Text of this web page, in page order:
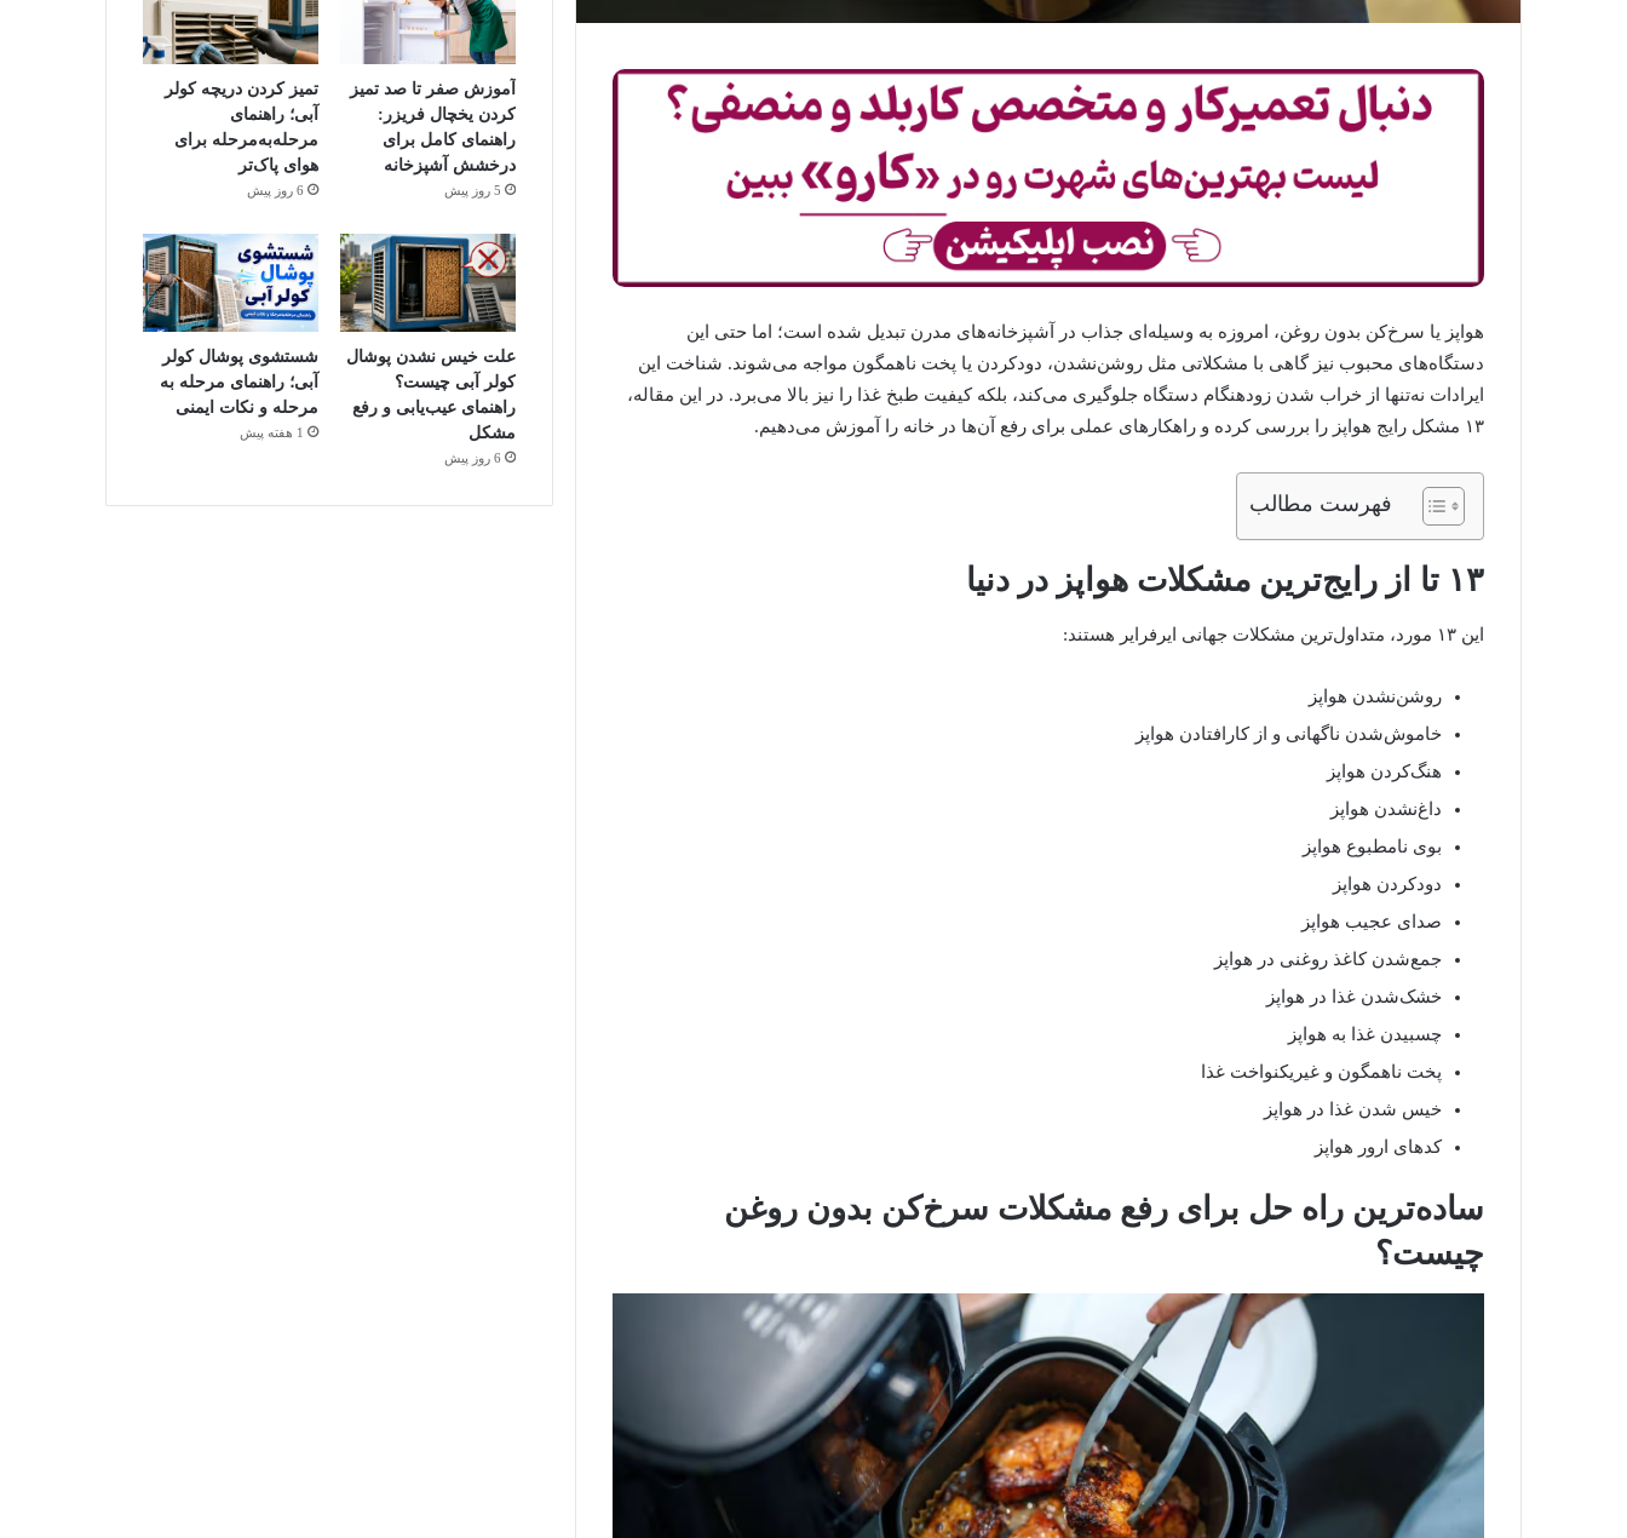
هواپز یا سرخ‌کن بدون روغن، امروزه به وسیله‌ای جذاب در آشپزخانه‌های مدرن تبدیل شده است؛ اما حتی این
دستگاه‌های محبوب نیز گاهی با مشکلاتی مثل روشن‌نشدن، دودکردن یا پخت ناهمگون مواجه می‌شوند. شناخت این
ایرادات نه‌تنها از خراب شدن زودهنگام دستگاه جلوگیری می‌کند، بلکه کیفیت طبخ غذا را نیز بالا می‌برد. در این مقاله،
۱۳ مشکل رایج هواپز را بررسی کرده و راهکارهای عملی برای رفع آن‌ها در خانه را آموزش می‌دهیم.
فهرست مطالب
۱۳ تا از رایج‌ترین مشکلات هواپز در دنیا
این ۱۳ مورد، متداول‌ترین مشکلات جهانی ایرفرایر هستند:
روشن‌نشدن هواپز
خاموش‌شدن ناگهانی و از کارافتادن هواپز
هنگ‌کردن هواپز
داغ‌نشدن هواپز
بوی نامطبوع هواپز
دودکردن هواپز
صدای عجیب هواپز
جمع‌شدن کاغذ روغنی در هواپز
خشک‌شدن غذا در هواپز
چسبیدن غذا به هواپز
پخت ناهمگون و غیریکنواخت غذا
خیس شدن غذا در هواپز
کدهای ارور هواپز
ساده‌ترین راه حل برای رفع مشکلات سرخ‌کن بدون روغن
چیست؟
آموزش صفر تا صد تمیز
کردن یخچال فریزر:
راهنمای کامل برای
درخشش آشپزخانه
5 روز پیش
تمیز کردن دریچه کولر
آبی؛ راهنمای
مرحله‌به‌مرحله برای
هوای پاک‌تر
6 روز پیش
علت خیس نشدن پوشال
کولر آبی چیست؟
راهنمای عیب‌یابی و رفع
مشکل
6 روز پیش
شستشوی پوشال کولر
آبی؛ راهنمای مرحله به
مرحله و نکات ایمنی
1 هفته پیش